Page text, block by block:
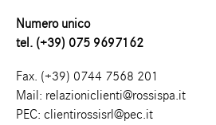
Numero unico
tel. (+39) 075 9697162
Fax. (+39) 0744 7568 201
Mail: relazioniclienti@rossispa.it
PEC: clientirossisrl@pec.it